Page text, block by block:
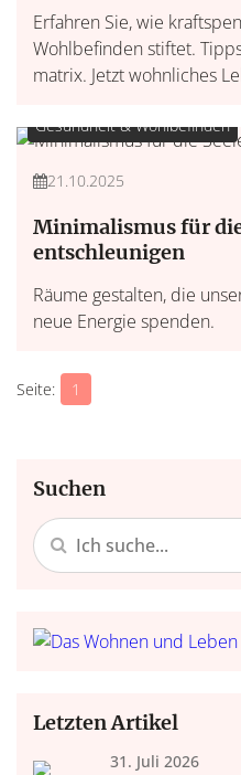
Erfahren Sie, wie
Wohlbefinden stiftet.
matrix. Jetzt wohnliches
Gesundheit & Wohlbefinden
21.10.2025
Minimalismus für
entschleunigen
Räume gestalten, die
neue Energie spenden.
1
Suchen
Letzten Artikel
31. Juli 2026